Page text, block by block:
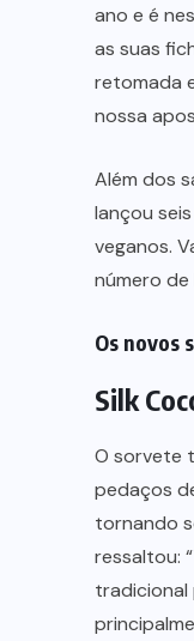
ano e é
as suas
retomada
nossa
Além dos
lançou
veganos.
número
Os novos
Silk
O sorvete
pedaços
tornando
ressaltou:
tradicional